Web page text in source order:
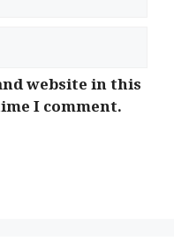
website in this
I comment.